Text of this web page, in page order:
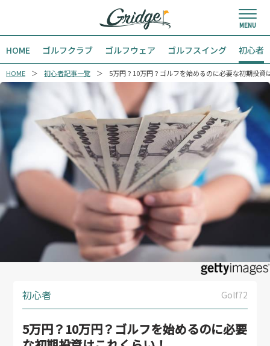
HOME ゴルフクラブ ゴルフウェア ゴルフスイング 初心者
HOME 初心者記事一覧 5万円？10万円？ゴルフを始めるのに必要な初期投資
初心者 Golf72
5万円？10万円？ゴルフを始めるのに必要